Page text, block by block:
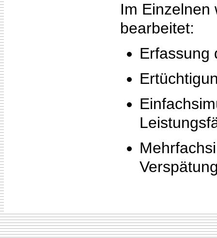
Im Einzelnen
bearbeitet:
Erfassung